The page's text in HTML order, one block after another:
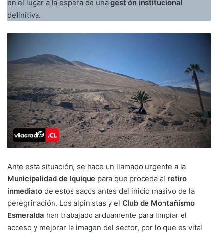
en el lugar a la espera de una gestión institucional
definitiva.
Ante esta situación, se hace un llamado urgente a la
Municipalidad de Iquique para que proceda al retiro
inmediato de estos sacos antes del inicio masivo de la
peregrinación. Los alpinistas y el Club de Montañismo
Esmeralda han trabajado arduamente para limpiar el
acceso y mejorar la imagen del sector, por lo que es vital